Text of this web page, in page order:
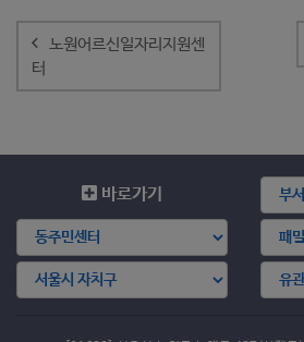
내
비
게
노원어르신일자리지원센
터
바로가기